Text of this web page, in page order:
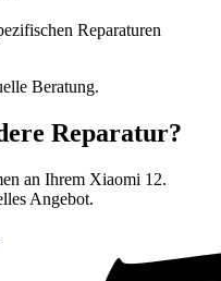
Reparaturen
Beratung.
Reparatur?
an Ihrem Xiaomi 12.
Angebot.